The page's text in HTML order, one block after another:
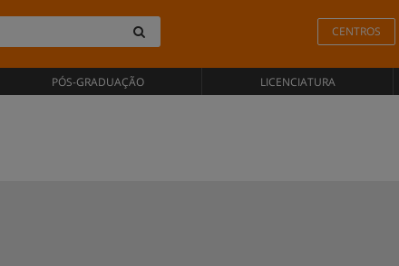
CENTROS
PÓS-GRADUAÇÃO LICENCIATURA